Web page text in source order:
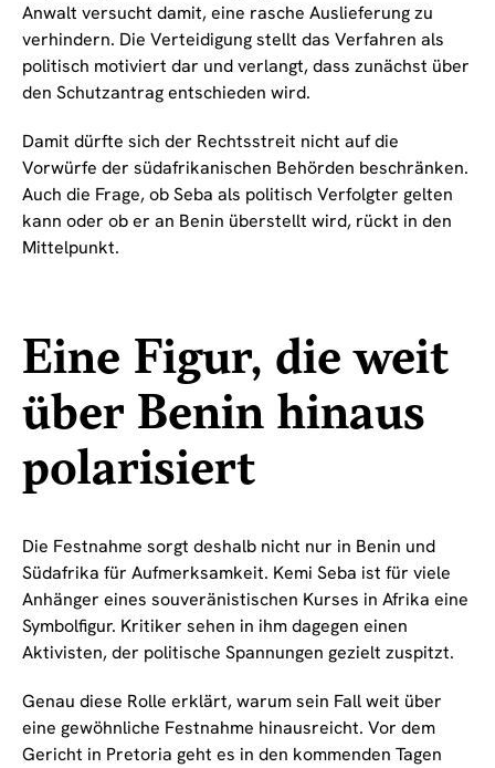
Anwalt versucht damit, eine rasche Auslieferung zu
verhindern. Die Verteidigung stellt das Verfahren als
politisch motiviert dar und verlangt, dass zunächst über
den Schutzantrag entschieden wird.
Damit dürfte sich der Rechtsstreit nicht auf die
Vorwürfe der südafrikanischen Behörden beschränken.
Auch die Frage, ob Seba als politisch Verfolgter gelten
kann oder ob er an Benin überstellt wird, rückt in den
Mittelpunkt.
Eine Figur, die weit
über Benin hinaus
polarisiert
Die Festnahme sorgt deshalb nicht nur in Benin und
Südafrika für Aufmerksamkeit. Kemi Seba ist für viele
Anhänger eines souveränistischen Kurses in Afrika eine
Symbolfigur. Kritiker sehen in ihm dagegen einen
Aktivisten, der politische Spannungen gezielt zuspitzt.
Genau diese Rolle erklärt, warum sein Fall weit über
eine gewöhnliche Festnahme hinausreicht. Vor dem
Gericht in Pretoria geht es in den kommenden Tagen